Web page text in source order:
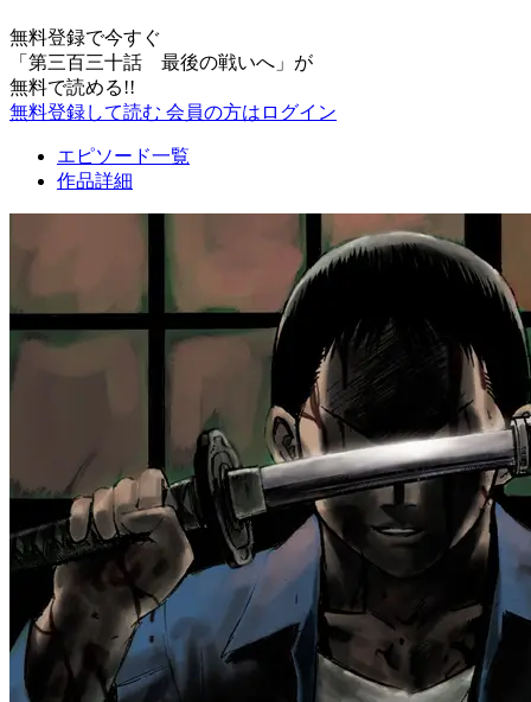
無料登録で今すぐ
「 第三百三十話 最後の戦いへ 」が
無料で読める!!
無料登録して読む 会員の方はログイン
エピソード一覧
作品詳細